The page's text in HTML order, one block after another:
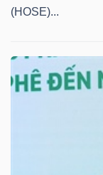
(HOSE)...
CỔ